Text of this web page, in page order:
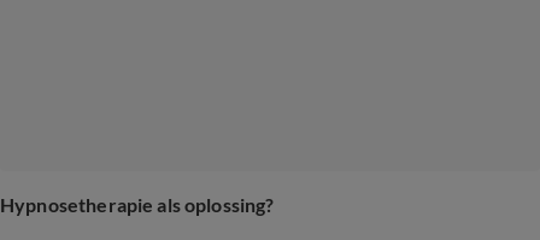
Hypnosetherapie als oplossing?